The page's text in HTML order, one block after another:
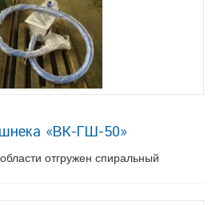
шнека «ВК-ГШ-50»
отгружен спиральный